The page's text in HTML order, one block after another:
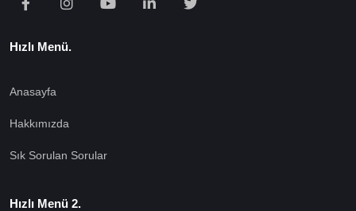
Hızlı Menü.
Anasayfa
Hakkımızda
Sık Sorulan Sorular
Hızlı Menü 2.